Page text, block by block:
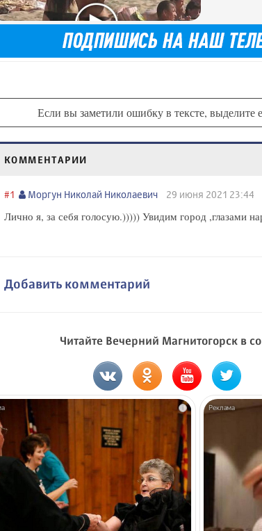
Если вы заметили ошибку в тексте, выделите
КОММЕНТАРИИ
#1 Моргун Николай Николаевич 29 июня 2021 23:44
Лично я, за себя голосую.))))) Увидим город ,глазами
Добавить комментарий
Читайте Вечерний Магнитогорск в
i